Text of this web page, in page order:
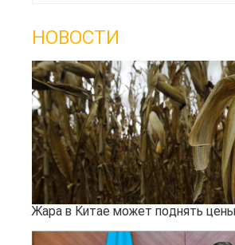
НОВОСТИ
Жара в Китае может поднять